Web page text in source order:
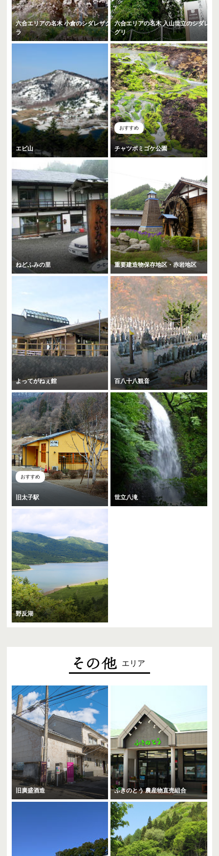
六合エリアの名木 小倉のシダレザク
ラ
六合エリアの名木 入山世立のシダレ
グリ
エビ山
おすすめ
チャツボミゴケ公園
ねどふみの里 重要建造物保存地区・赤岩地区
よってがねぇ館 百八十八観音
おすすめ
旧太子駅 世立八滝
野反湖
エリア
旧廣盛酒造 ふきのとう 農産物直売組合